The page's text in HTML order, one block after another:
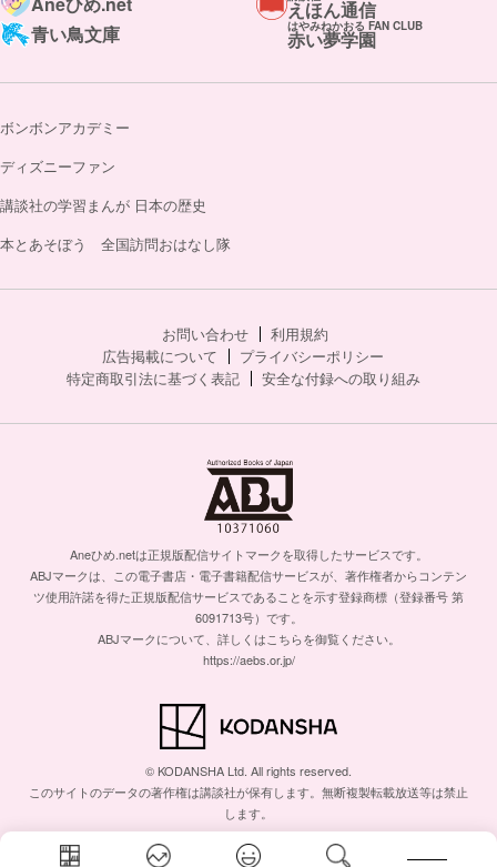
えほん通信
青い鳥文庫
はやみねかおる FAN CLUB
赤い夢学園
ボンボンアカデミー
ディズニーファン
講談社の学習まんが 日本の歴史
本とあそぼう 全国訪問おはなし隊
お問い合わせ
利用規約
広告掲載について
プライバシーポリシー
特定商取引法に基づく表記
安全な付録への取り組み
Aneひめ.netは正規版配信サイトマークを取得したサービスです。
ABJマークは、この電子書店・電子書籍配信サービスが、著作権者からコンテン
ツ使用許諾を得た正規版配信サービスであることを示す登録商標（登録番号 第
6091713号）です。
ABJマークについて、詳しくはこちらを御覧ください。
https://aebs.or.jp/
© KODANSHA Ltd. All rights reserved.
このサイトのデータの著作権は講談社が保有します。無断複製転載放送等は禁止
します。